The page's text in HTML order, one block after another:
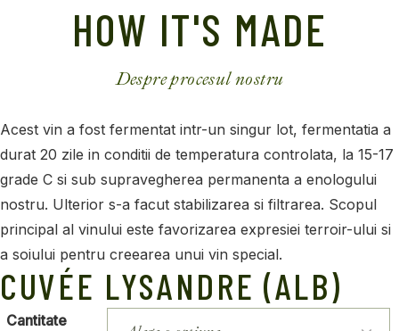
HOW IT'S MADE
Despre procesul nostru
Acest vin a fost fermentat intr-un singur lot, fermentatia a
durat 20 zile in conditii de temperatura controlata, la 15-17
grade C si sub supravegherea permanenta a enologului
nostru. Ulterior s-a facut stabilizarea si filtrarea. Scopul
principal al vinului este favorizarea expresiei terroir-ului si
a soiului pentru creearea unui vin special.
CUVÉE LYSANDRE (ALB)
Cantitate